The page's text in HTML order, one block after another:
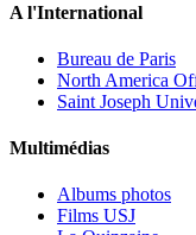
A l'International
Bureau de Paris
North America
Saint Joseph
Multimédias
Albums photos
Films USJ